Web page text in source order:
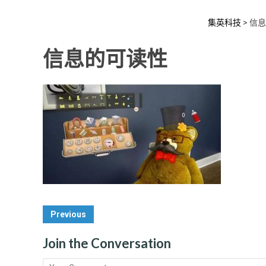
集英科技 > 信
信息的可读性
Post
Navigation
Previous
Join the Conversation